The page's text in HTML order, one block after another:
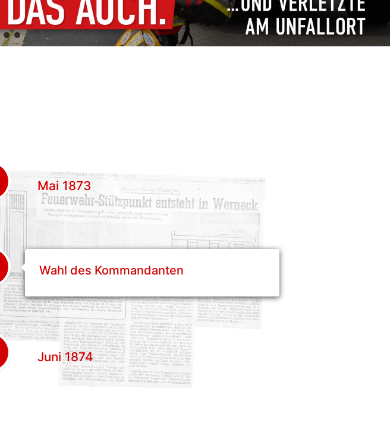
Mai 1873
Wahl des Kommandanten
Juni 1874